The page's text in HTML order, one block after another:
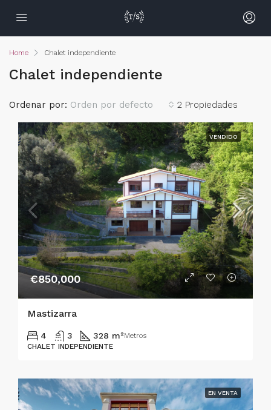
Home Chalet independiente
Chalet independiente
2 Propiedades
Ordenar por: Orden por defecto
VENDIDO
€850,000
Mastizarra
4 3 328 m²Metros
CHALET INDEPENDIENTE
EN VENTA